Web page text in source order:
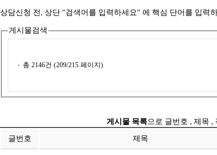
상담신청 전, 상단 "검색어를 입력하세요" 에 핵심 단어를 입력
게시물검색
총 2146건 (209/215 페이지)
게시물 목록으로 글번호 , 제목 ,
글번호 제목